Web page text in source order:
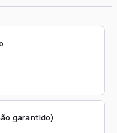
garantido)